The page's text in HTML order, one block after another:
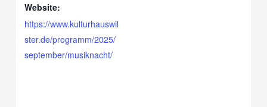
Website:
https://www.kulturhauswil
ster.de/programm/2025/
september/musiknacht/